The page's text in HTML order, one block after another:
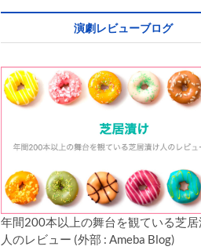
演劇レビューブログ
年間200本以上の舞台を観ている芝
人のレビュー (外部 : Ameba Blog)